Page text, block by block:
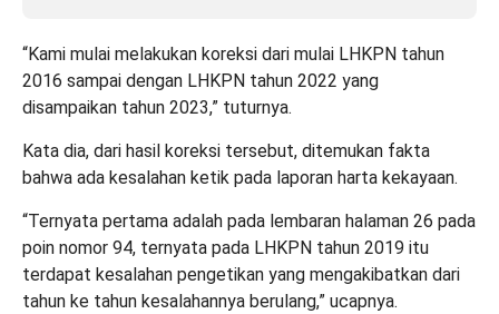
“Kami mulai melakukan koreksi dari mulai LHKPN tahun
2016 sampai dengan LHKPN tahun 2022 yang
disampaikan tahun 2023,” tuturnya.
Kata dia, dari hasil koreksi tersebut, ditemukan fakta
bahwa ada kesalahan ketik pada laporan harta kekayaan.
“Ternyata pertama adalah pada lembaran halaman 26 pada
poin nomor 94, ternyata pada LHKPN tahun 2019 itu
terdapat kesalahan pengetikan yang mengakibatkan dari
tahun ke tahun kesalahannya berulang,” ucapnya.